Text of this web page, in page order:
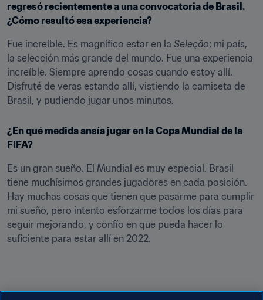
regresó recientemente a una convocatoria de Brasil.
¿Cómo resultó esa experiencia?
Fue increíble. Es magnífico estar en la Seleção; mi país,
la selección más grande del mundo. Fue una experiencia
increíble. Siempre aprendo cosas cuando estoy allí.
Disfruté de veras estando allí, vistiendo la camiseta de
Brasil, y pudiendo jugar unos minutos.
¿En qué medida ansía jugar en la Copa Mundial de la
FIFA?
Es un gran sueño. El Mundial es muy especial. Brasil
tiene muchísimos grandes jugadores en cada posición.
Hay muchas cosas que tienen que pasarme para cumplir
mi sueño, pero intento esforzarme todos los días para
seguir mejorando, y confío en que pueda hacer lo
suficiente para estar allí en 2022.